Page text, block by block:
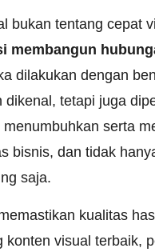
bukan tentang cepat
membangun
dilakukan dengan
dikenal, tetapi juga
serta
bisnis, dan tidak
saja.
kualitas
konten visual terbaik,